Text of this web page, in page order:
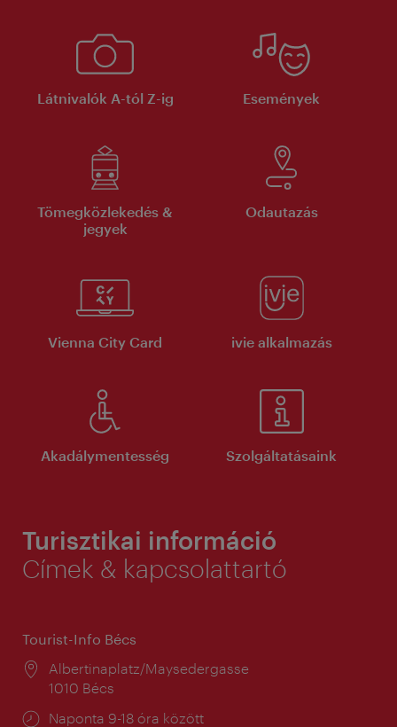
Látnivalók A-tól Z-ig Események
Tömegközlekedés &
jegyek
Odautazás
Vienna City Card ivie alkalmazás
Akadálymentesség Szolgáltatásaink
Turisztikai információ
Címek & kapcsolattartó
Tourist-Info Bécs
Helyszín:
Albertinaplatz/Maysedergasse
1010 Bécs
Nyitva
Naponta 9-18 óra között